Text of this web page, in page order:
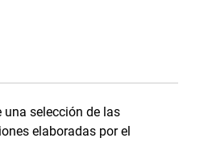
una selección de las
elaboradas por el